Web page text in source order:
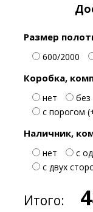
Размер
600/2000
Коробка,
нет
без
с порогом
Наличник,
нет
с
с двух
Итого: